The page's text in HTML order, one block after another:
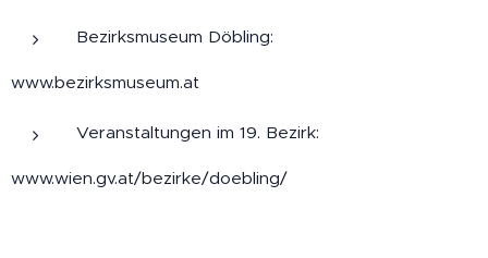
Bezirksmuseum Döbling:
www.bezirksmuseum.at
Veranstaltungen im 19. Bezirk:
www.wien.gv.at/bezirke/doebling/